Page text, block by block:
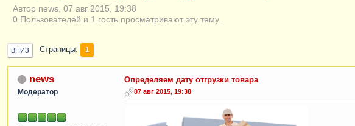
Автор news, 07 авг 2015, 19:38
0 Пользователей и 1 гость просматривают эту тему.
ВНИЗ Страницы 1
news
Модератор
Определяем дату отгрузки товара
07 авг 2015, 19:38